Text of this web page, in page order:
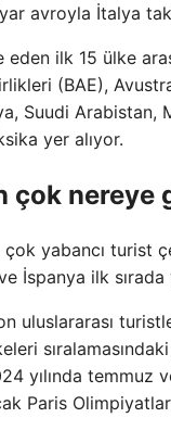
avroyla İtalya
ilk 15 ülke
(BAE),
Suudi Arabistan,
yer alıyor.
çok nereye
çok yabancı turist
İspanya ilk sırada
uluslararası
yılında temmuz
Paris